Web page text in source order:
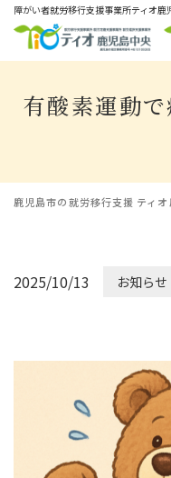
障がい者就労移⾏⽀援事業所ティオ
有酸素運動
鹿児島市の就労移行支援 ティ
2025/10/13 お知ら